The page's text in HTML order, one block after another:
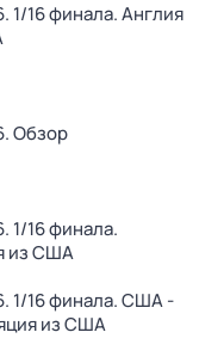
16 финала. Англия
Обзор
1/16 финала.
из США
1/16 финала. США -
из США